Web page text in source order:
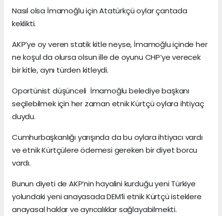
Nasıl olsa İmamoğlu için Atatürkçü oylar çantada
keklikti.
AKP’ye oy veren statik kitle neyse, İmamoğlu içinde her
ne koşul da olursa olsun ille de oyunu CHP’ye verecek
bir kitle, aynı türden kitleydi.
Oportünist düşünceli İmamoğlu belediye başkanı
seçilebilmek için her zaman etnik Kürtçü oylara ihtiyaç
duydu.
Cumhurbaşkanlığı yarışında da bu oylara ihtiyacı vardı
ve etnik Kürtçülere ödemesi gereken bir diyet borcu
vardı.
Bunun diyeti de AKP’nin hayalini kurduğu yeni Türkiye
yolundaki yeni anayasada DEM’li etnik Kürtçü isteklere
anayasal haklar ve ayrıcalıklar sağlayabilmekti.